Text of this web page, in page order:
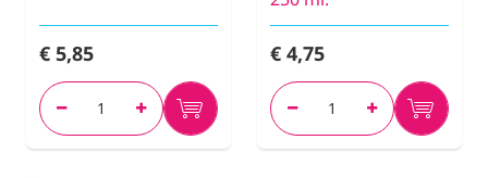
€ 5,85 € 4,75